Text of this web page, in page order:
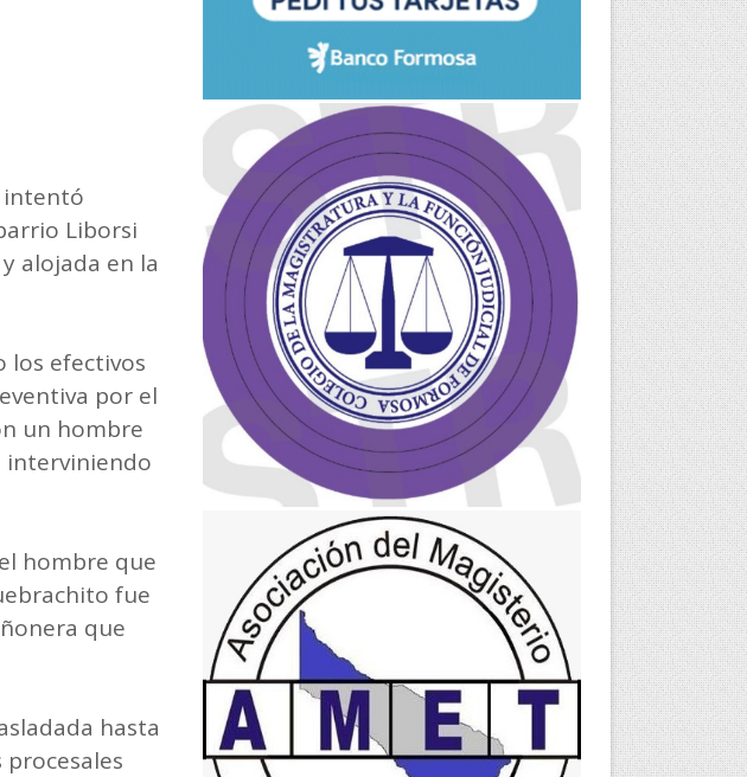
intentó
Liborsi
alojada en la
los efectivos
por el
un hombre
interviniendo
hombre que
fue
que
hasta